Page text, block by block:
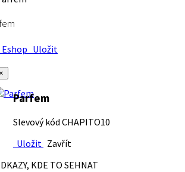
Uložit
Parfem
Slevový kód CHAPITO10
Uložit Zavřít
KDE TO SEHNAT